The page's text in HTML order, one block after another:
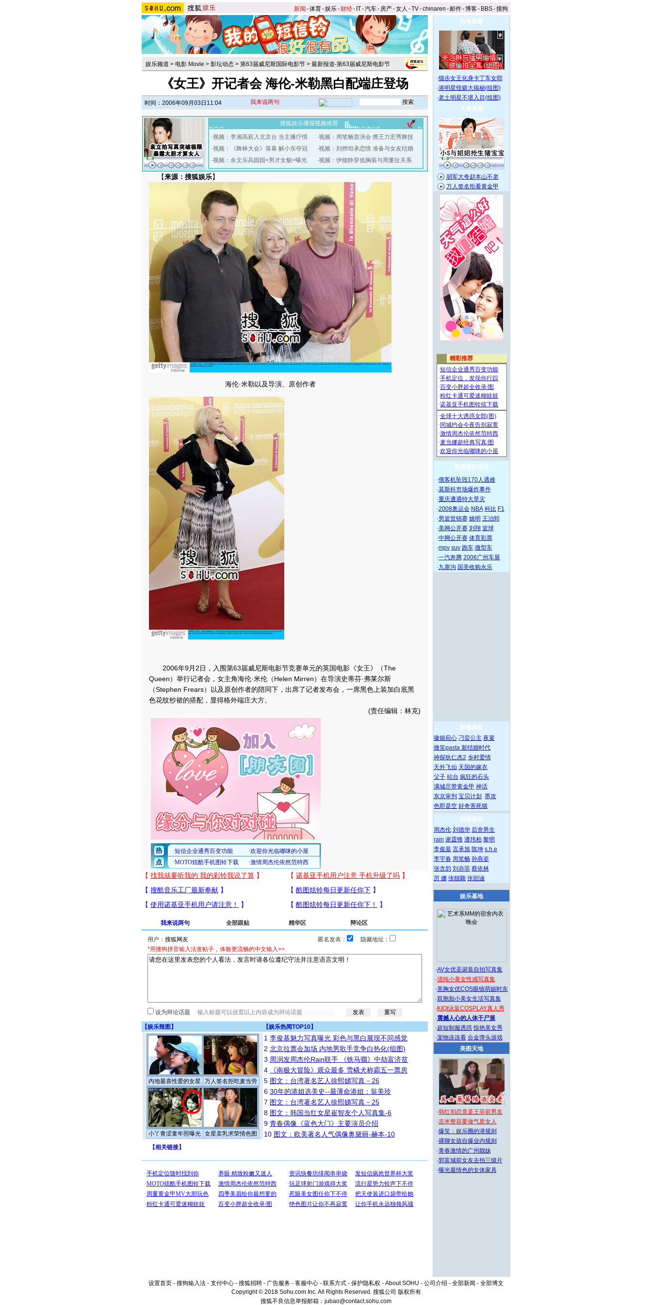
新闻 -体育-娱乐- 财经- IT-汽车- 房产-女人 -TV-chinaren -邮件-博客- BBS-搜狗
娱乐频道 > 电影 Movie > 影坛动态 > 第63届威尼斯国际电影节 > 最新报道-第63届威尼斯电影节
《女王》开记者会 海伦-米勒黑白配端庄登场
时间：2006年09月03日11:04 我来说两句
搜狐娱乐播报视频推荐
·视频：李湘高薪入北京台 当主播疗情
·视频：《舞林大会》落幕 解小东夺冠
·视频：余文乐高园园<男才女貌>曝光
·视频：周笔畅首演会 携王力宏秀舞技
·视频：刘烨坦承恋情 准备与女友结婚
·视频：伊能静穿低胸装与周董扯关系
【来源：搜狐娱乐】
海伦·米勒以及导演、原创作者
2006年9月2日，入围第63届威尼斯电影节竞赛单元的英国电影《女王》（The
Queen）举行记者会，女主角海伦·米伦（Helen Mirren）在导演史蒂芬·弗莱尔斯
（Stephen Frears）以及原创作者的陪同下，出席了记者发布会，一席黑色上装加白底黑
色花纹纱裙的搭配，显得格外端庄大方。
(责任编辑：林克)
我来说两句 全部跟贴 精华区 辩论区
用户： 匿名发表：
隐藏地址：
*用搜狗拼音输入法发帖子，体验更流畅的中文输入>>
设为辩论话题
【娱乐辣图 】 【娱乐热闻TOP10】
内地最喜性爱的女星 万人签名拒吃麦当劳
小丫青涩童年照曝光 女星卖乳求荣情色图
1 李俊基魅力写真曝光 彩色与黑白展现不同感觉
2 北京拉票会加场 内地男歌手竞争白热化(组图)
3 周润发周杰伦Rain联手 《铁马骝》中劫富济贫
4
《南极大冒险》观众最多 雪橇犬称霸五一票房
5 图文：台湾著名艺人徐熙娣写真－26
6 30年的港姐选美史--最薄命港姐：翁美玲
7 图文：台湾著名艺人徐熙娣写真－25
8 图文：韩国当红女星崔智友个人写真集-6
9 青春偶像《蓝色大门》主要演员介绍
10 图文：欧美著名人气偶像奥黛丽-赫本-10
【相关链接】
热辣图集
·猫步女王化身卡丁车女郎
·港明星怪癖大揭秘(组图)
·老土明星不堪入目(组图)
火爆视频
胡军大夸赵本山不老
万人签名拒看黄金甲
频道精彩推荐
·俄客机坠毁170人遇难
·莫斯科市场爆炸事件
·重庆遭遇特大旱灾
·2008奥运会 NBA 科比 F1
·男篮世锦赛 姚明 王治郅
·美网公开赛 刘翔 篮球
·中网公开赛 体育彩票
·mpv suv 跑车 微型车
·一汽奔腾 2006广州车展
·九寨沟 国美收购永乐
影视推荐
徽娘宛心 刁蛮公主 夜宴
微笑pasta 新结婚时代
神探狄仁杰2 乡村爱情
天外飞仙 天国的嫁衣
父子 站台 疯狂的石头
满城尽带黄金甲 神话
东京审判 宝贝计划
墨攻
色即是空 好奇害死猫
明星推荐
周杰伦 刘德华 后舍男生
rain 谢霆锋 潘玮柏 黎明
李俊基 言承旭 陈坤 s.h.e
李宇春 周笔畅 孙燕姿
张含韵 刘亦菲 蔡依林
厉 娜 张靓颖 张韶涵
娱乐基地
·AV女优圣诞装自拍写真集
·清纯小美女性感写真集
·美胸女优COS眼镜萌娘时东
·双胞胎小美女生活写真集
· KIQI泳装COSPLAY真人秀
·震撼人心的人体干尸展
·超短制服诱惑 惊艳美女秀
·宠物连连看 合金弹头游戏
美图天地
·韩红初恋竟是王菲前男友
·吉米整容要做气质女人
·爆笑：娱乐圈的潜规则
·裸聊女孩自爆业内规则
·青春激情的广州靓妹
·郭富城前女友去拍三级片
·曝光最情色的女体家具
设置首页 - 搜狗输入法 - 支付中心 - 搜狐招聘 - 广告服务 - 客服中心 - 联系方式 - 保护隐私权 - About SOHU - 公司介绍 - 全部新闻 - 全部博文
Copyright © 2018 Sohu.com Inc. All Rights Reserved.搜狐公司 版权所有
搜狐不良信息举报邮箱： jubao@contact.sohu.com